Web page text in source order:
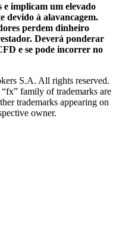
e implicam um elevado
devido à alavancagem.
perdem dinheiro
Deverá ponderar
e se pode incorrer no
S.A. All rights reserved.
family of trademarks are
trademarks appearing on
owner.